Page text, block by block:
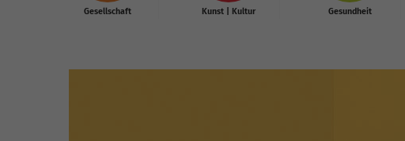
Gesellschaft Kunst | Kultur Gesundheit